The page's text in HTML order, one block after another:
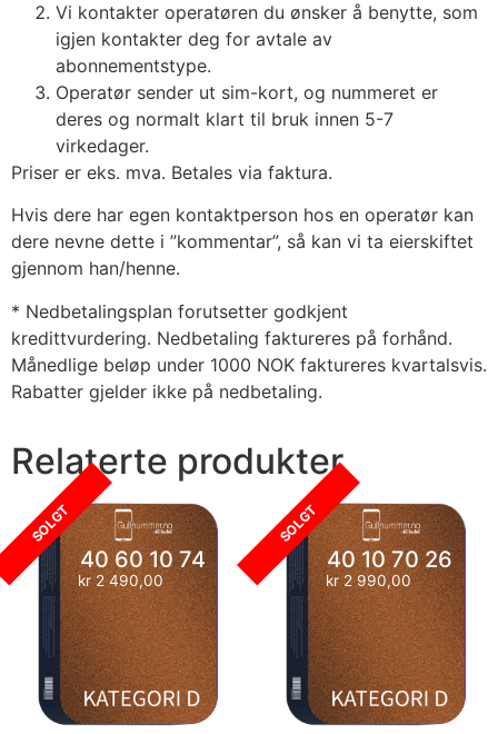
Vi kontakter operatøren du ønsker å benytte, som
igjen kontakter deg for avtale av
abonnementstype.
Operatør sender ut sim-kort, og nummeret er
deres og normalt klart til bruk innen 5-7
virkedager.
Priser er eks. mva. Betales via faktura.
Hvis dere har egen kontaktperson hos en operatør kan
dere nevne dette i ”kommentar”, så kan vi ta eierskiftet
gjennom han/henne.
* Nedbetalingsplan forutsetter godkjent
kredittvurdering. Nedbetaling faktureres på forhånd.
Månedlige beløp under 1000 NOK faktureres kvartalsvis.
Rabatter gjelder ikke på nedbetaling.
Relaterte produkter
SOLGT
40 60 10 74
kr2 490,00
SOLGT
40 10 70 26
kr2 990,00